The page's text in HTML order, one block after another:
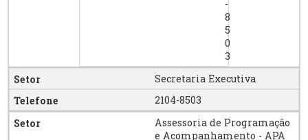
-
8
5
0
3
Secretaria Executiva
2104-8503
Assessoria de Programação
e Acompanhamento - APA